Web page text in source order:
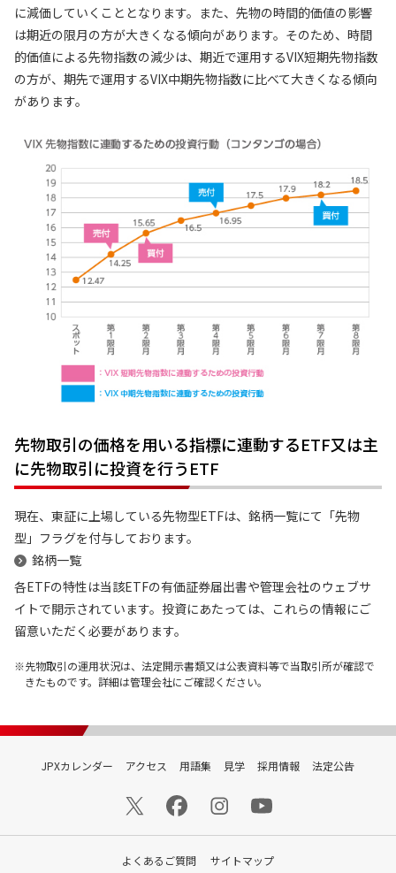
に減価していくこととなります。また、先物の時間的価値の影響
は期近の限月の方が大きくなる傾向があります。そのため、時間
的価値による先物指数の減少は、期近で運用するVIX短期先物指数
の方が、期先で運用するVIX中期先物指数に比べて大きくなる傾向
があります。
先物取引の価格を用いる指標に連動するETF又は主
に先物取引に投資を行うETF
現在、東証に上場している先物型ETFは、銘柄一覧にて「先物
型」フラグを付与しております。
銘柄一覧
各ETFの特性は当該ETFの有価証券届出書や管理会社のウェブサ
イトで開示されています。投資にあたっては、これらの情報にご
留意いただく必要があります。
先物取引の運用状況は、法定開示書類又は公表資料等で当取引所が確認で
きたものです。詳細は管理会社にご確認ください。
JPXカレンダー アクセス 用語集 見学 採用情報 法定公告
よくあるご質問 サイトマップ